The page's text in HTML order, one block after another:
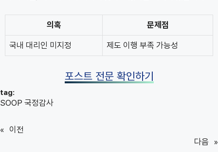
의혹 문제점
국내 대리인 미지정 제도 이행 부족 가능성
포스트 전문 확인하기
tag:
SOOP 국정감사
« 이전
다음 »